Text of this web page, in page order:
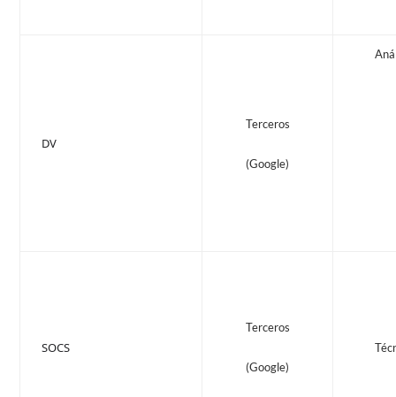
DV
Terceros
(Google)
SOCS
Terceros
(Google)